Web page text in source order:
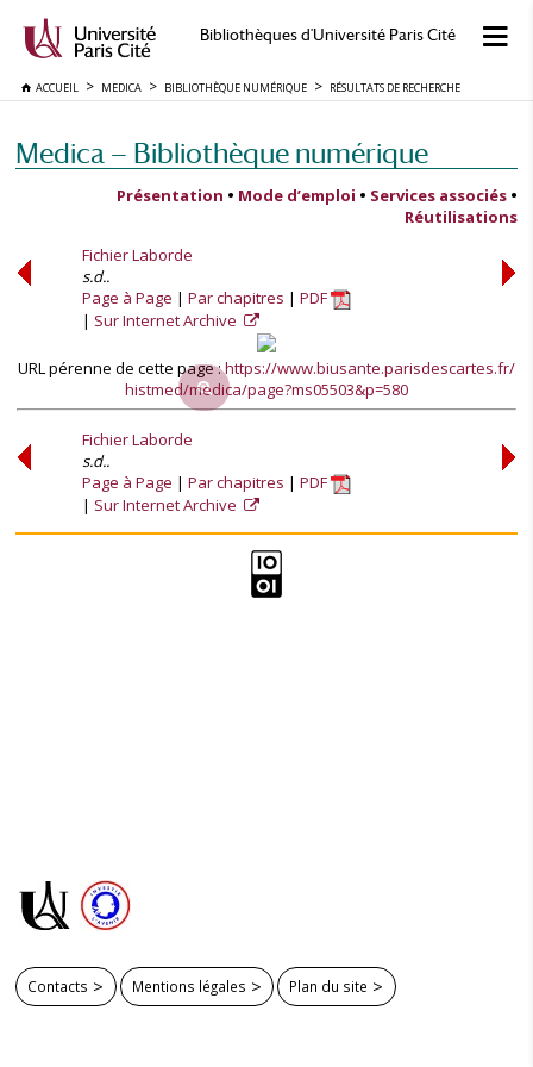
Bibliothèques d'Université Paris Cité
ACCUEIL MEDICA BIBLIOTHÈQUE NUMÉRIQUE RÉSULTATS DE RECHERCHE
Medica — Bibliothèque numérique
Présentation • Mode d’emploi • Services associés •
Réutilisations
Fichier Laborde
s.d..
Page à Page
Par chapitres
PDF
Sur Internet Archive
URL pérenne de cette page :https://www.biusante.parisdescartes.fr/
histmed/medica/page?ms05503&p=580
Fichier Laborde
s.d..
Page à Page
Par chapitres
PDF
Sur Internet Archive
Contacts Mentions légales Plan du site